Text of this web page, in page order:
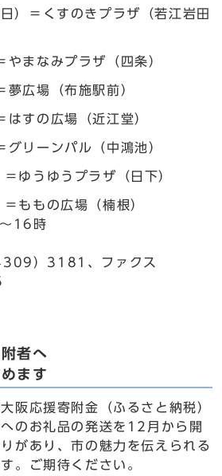
）＝くすのきプラザ（若江岩田
やまなみプラザ（四条）
夢広場（布施駅前）
はすの広場（近江堂）
グリーンパル（中鴻池）
ゆうゆうプラザ（日下）
ももの広場（楠根）
16時
）3181、ファクス
者へ
ます
阪応援寄附金（ふるさと納税）
のお礼品の発送を12月から開
があり、市の魅力を伝えられる
。ご期待ください。